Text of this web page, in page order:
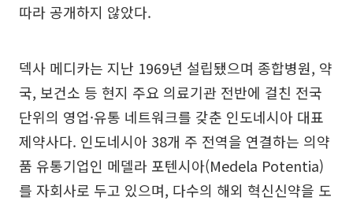
따라 공개하지 않았다.
덱사 메디카는 지난 1969년 설립됐으며 종합병원, 약
국, 보건소 등 현지 주요 의료기관 전반에 걸친 전국
단위의 영업·유통 네트워크를 갖춘 인도네시아 대표
제약사다. 인도네시아 38개 주 전역을 연결하는 의약
품 유통기업인 메델라 포텐시아(Medela Potentia)
를 자회사로 두고 있으며, 다수의 해외 혁신신약을 도